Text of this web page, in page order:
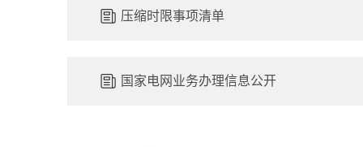
压缩时限事项清单
国家电网业务办理信息公开